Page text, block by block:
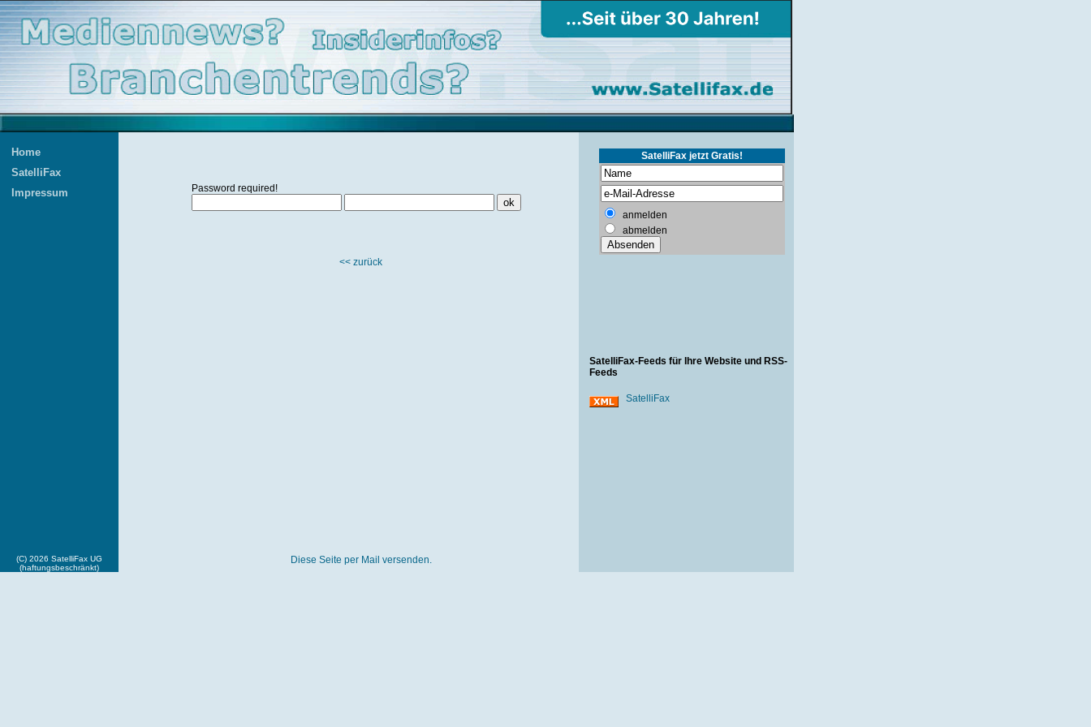
Home
SatelliFax
Impressum
Password required!
<< zurück
SatelliFax jetzt Gratis!
anmelden
abmelden
SatelliFax-Feeds für Ihre Website und RSS-
Feeds
SatelliFax
(C) 2026 SatelliFax UG
(haftungsbeschränkt)
Diese Seite per Mail versenden.